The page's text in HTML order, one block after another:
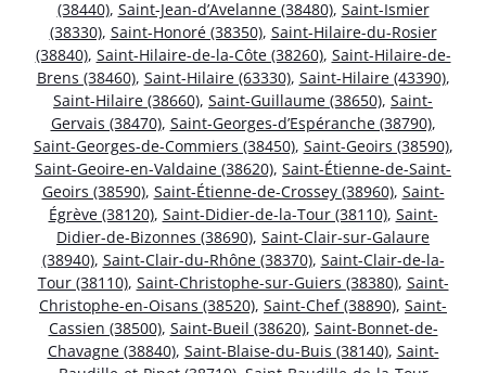
(38440), Saint-Jean-d’Avelanne (38480), Saint-Ismier
(38330), Saint-Honoré (38350), Saint-Hilaire-du-Rosier
(38840), Saint-Hilaire-de-la-Côte (38260), Saint-Hilaire-de-
Brens (38460), Saint-Hilaire (63330), Saint-Hilaire (43390),
Saint-Hilaire (38660), Saint-Guillaume (38650), Saint-
Gervais (38470), Saint-Georges-d’Espéranche (38790),
Saint-Georges-de-Commiers (38450), Saint-Geoirs (38590),
Saint-Geoire-en-Valdaine (38620), Saint-Étienne-de-Saint-
Geoirs (38590), Saint-Étienne-de-Crossey (38960), Saint-
Égrève (38120), Saint-Didier-de-la-Tour (38110), Saint-
Didier-de-Bizonnes (38690), Saint-Clair-sur-Galaure
(38940), Saint-Clair-du-Rhône (38370), Saint-Clair-de-la-
Tour (38110), Saint-Christophe-sur-Guiers (38380), Saint-
Christophe-en-Oisans (38520), Saint-Chef (38890), Saint-
Cassien (38500), Saint-Bueil (38620), Saint-Bonnet-de-
Chavagne (38840), Saint-Blaise-du-Buis (38140), Saint-